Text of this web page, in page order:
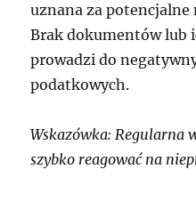
uznana za potencjalne
Brak dokumentów lub
prowadzi do
podatkowych.
Wskazówka: Regularna
szybko reagować na